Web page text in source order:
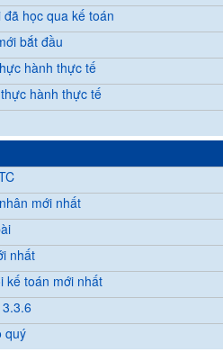
học qua kế toán
bắt đầu
hành thực tế
hành thực tế
mới nhất
nhất
kế toán mới nhất
quý